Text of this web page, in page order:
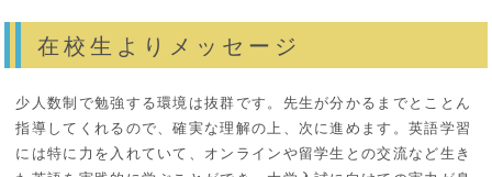
在校生よりメッセージ
少人数制で勉強する環境は抜群です。先生が分かるまでとことん
指導してくれるので、確実な理解の上、次に進めます。英語学習
には特に力を入れていて、オンラインや留学生との交流など生き